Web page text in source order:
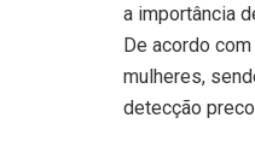
a importância
De acordo
mulheres,
detecção